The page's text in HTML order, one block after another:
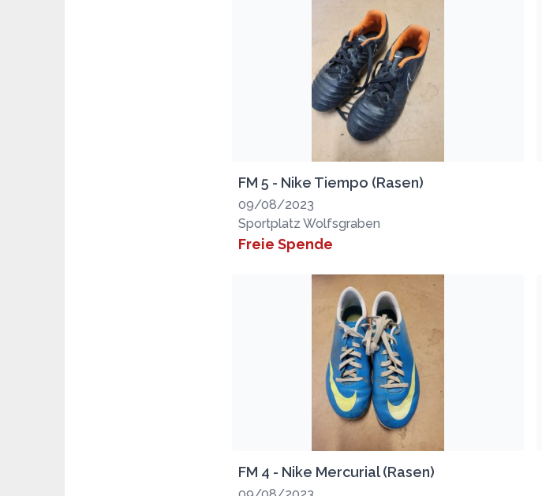
FM 5 - Nike Tiempo (Rasen)
09/08/2023
Sportplatz Wolfsgraben
Freie Spende
FM 4 - Nike Mercurial (Rasen)